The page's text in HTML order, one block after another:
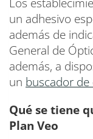
un adhesivo
además de
General de
además, a
un buscador
Qué se tiene
Plan Veo